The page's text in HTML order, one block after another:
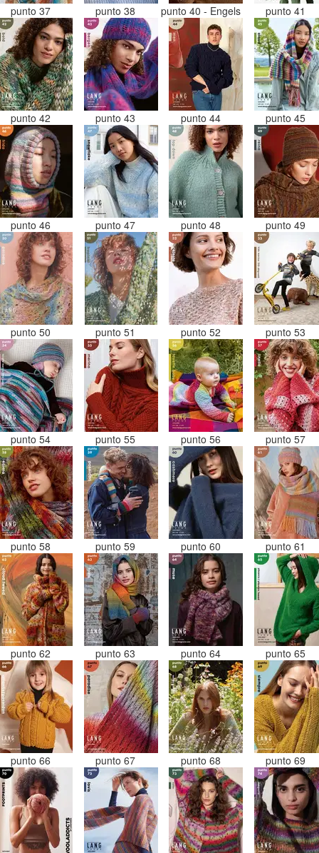
punto 37 punto 38 punto 40 - Engels punto 41
punto 42 punto 43 punto 44 punto 45
punto 46 punto 47 punto 48 punto 49
punto 50 punto 51 punto 52 punto 53
punto 54 punto 55 punto 56 punto 57
punto 58 punto 59 punto 60 punto 61
punto 62 punto 63 punto 64 punto 65
punto 66 punto 67 punto 68 punto 69